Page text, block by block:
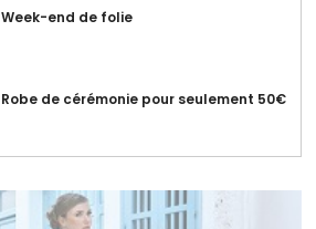
Week-end de folie
Robe de cérémonie pour seulement 50€